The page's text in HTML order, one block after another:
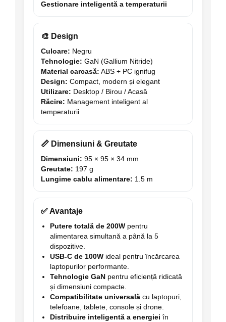
Gestionare inteligentă a temperaturii
🎨 Design
Culoare: Negru
Tehnologie: GaN (Gallium Nitride)
Material carcasă: ABS + PC ignifug
Design: Compact, modern și elegant
Utilizare: Desktop / Birou / Acasă
Răcire: Management inteligent al
temperaturii
📏 Dimensiuni & Greutate
Dimensiuni: 95 × 95 × 34 mm
Greutate: 197 g
Lungime cablu alimentare: 1.5 m
✅ Avantaje
Putere totală de 200W pentru
alimentarea simultană a până la 5
dispozitive.
USB-C de 100W ideal pentru încărcarea
laptopurilor performante.
Tehnologie GaN pentru eficiență ridicată
și dimensiuni compacte.
Compatibilitate universală cu laptopuri,
telefoane, tablete, console și drone.
Distribuire inteligentă a energiei în